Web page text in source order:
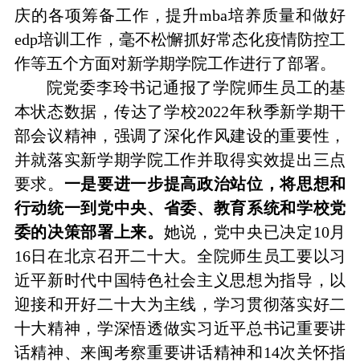
庆的各项筹备工作，提升mba培养质量和做好
edp培训工作，毫不松懈抓好常态化疫情防控工
作等五个方面对新学期学院工作进行了部署。
院党委李玲书记通报了学院师生员工的基
本状态数据，传达了学校2022年秋季新学期干
部会议精神，强调了深化作风建设的重要性，
并就落实新学期学院工作并取得实效提出三点
要求。 一是要进一步提高政治站位，将思想和
行动统一到党中央、省委、教育系统和学校党
委的决策部署上来。 她说，党中央已决定10月
16日在北京召开二十大。全院师生员工要以习
近平新时代中国特色社会主义思想为指导，以
迎接和开好二十大为主线，学习贯彻落实好二
十大精神，学深悟透做实习近平总书记重要讲
话精神、来闽考察重要讲话精神和14次关怀指